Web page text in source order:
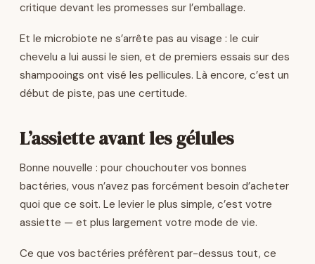
critique devant les promesses sur l’emballage.
Et le microbiote ne s’arrête pas au visage : le cuir
chevelu a lui aussi le sien, et de premiers essais sur des
shampooings ont visé les pellicules. Là encore, c’est un
début de piste, pas une certitude.
L’assiette avant les gélules
Bonne nouvelle : pour chouchouter vos bonnes
bactéries, vous n’avez pas forcément besoin d’acheter
quoi que ce soit. Le levier le plus simple, c’est votre
assiette — et plus largement votre mode de vie.
Ce que vos bactéries préfèrent par-dessus tout, ce